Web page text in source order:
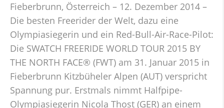
Fieberbrunn, Österreich – 12. Dezember 2014 –
Die besten Freerider der Welt, dazu eine
Olympiasiegerin und ein Red-Bull-Air-Race-Pilot:
Die SWATCH FREERIDE WORLD TOUR 2015 BY
THE NORTH FACE® (FWT) am 31. Januar 2015 in
Fieberbrunn Kitzbüheler Alpen (AUT) verspricht
Spannung pur. Erstmals nimmt Halfpipe-
Olympiasiegerin Nicola Thost (GER) an einem